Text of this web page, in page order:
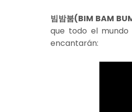
빔밤붐(BIM BAM
que todo el
encantarán: